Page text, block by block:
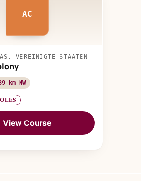
AC
VEREINIGTE STAATEN
km NW
View Course